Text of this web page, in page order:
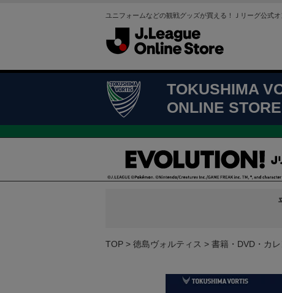
ユニフォームなどの観戦グッズが買える！Ｊリーグ公式
TOKUSHIMA
ONLINE STORE
TOP 徳島ヴォルティス 書籍・DVD・カ